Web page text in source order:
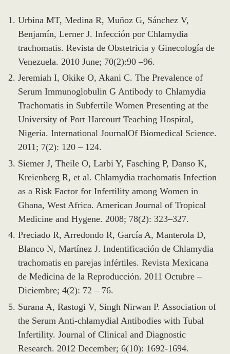
Urbina MT, Medina R, Muñoz G, Sánchez V,
Benjamín, Lerner J. Infección por Chlamydia
trachomatis. Revista de Obstetricia y Ginecología de
Venezuela. 2010 June; 70(2):90 –96.
Jeremiah I, Okike O, Akani C. The Prevalence of
Serum Immunoglobulin G Antibody to Chlamydia
Trachomatis in Subfertile Women Presenting at the
University of Port Harcourt Teaching Hospital,
Nigeria. International JournalOf Biomedical Science.
2011; 7(2): 120 – 124.
Siemer J, Theile O, Larbi Y, Fasching P, Danso K,
Kreienberg R, et al. Chlamydia trachomatis Infection
as a Risk Factor for Infertility among Women in
Ghana, West Africa. American Journal of Tropical
Medicine and Hygene. 2008; 78(2): 323–327.
Preciado R, Arredondo R, García A, Manterola D,
Blanco N, Martínez J. Indentificación de Chlamydia
trachomatis en parejas infértiles. Revista Mexicana
de Medicina de la Reproducción. 2011 Octubre –
Diciembre; 4(2): 72 – 76.
Surana A, Rastogi V, Singh Nirwan P. Association of
the Serum Anti-chlamydial Antibodies with Tubal
Infertility. Journal of Clinical and Diagnostic
Research. 2012 December; 6(10): 1692-1694.